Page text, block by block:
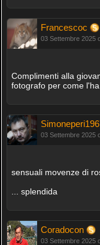
Francescoc
03 Settembre 2025
Complimenti alla
fotografo per come
03 Settembre 2025
sensuali movenze di
... splendida
Coradocon
03 Settembre 2025